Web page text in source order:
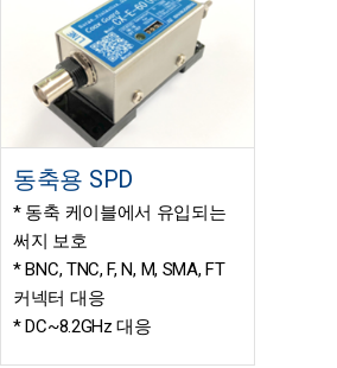
동축용 SPD
* 동축 케이블에서 유입되는
써지 보호
* BNC, TNC, F, N, M, SMA, FT
커넥터 대응
* DC~8.2GHz 대응